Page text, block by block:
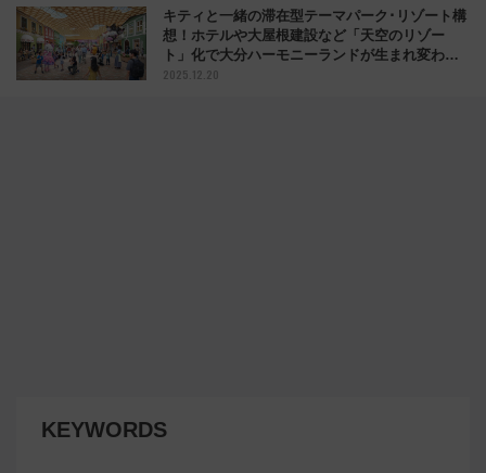
キティと一緒の滞在型テーマパーク･リゾート構
想！ホテルや大屋根建設など「天空のリゾー
ト」化で大分ハーモニーランドが生まれ変わ
る！
2025.12.20
KEYWORDS